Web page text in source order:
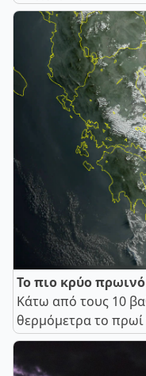
Το πιο κρύο
Κάτω από τους 10
θερμόμετρα το